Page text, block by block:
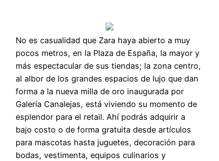
No es casualidad que Zara haya abierto a muy
pocos metros, en la Plaza de España, la mayor y
más espectacular de sus tiendas; la zona centro,
al albor de los grandes espacios de lujo que dan
forma a la nueva milla de oro inaugurada por
Galería Canalejas, está viviendo su momento de
esplendor para el retail. Ahí podrás adquirir a
bajo costo o de forma gratuita desde artículos
para mascotas hasta juguetes, decoración para
bodas, vestimenta, equipos culinarios y